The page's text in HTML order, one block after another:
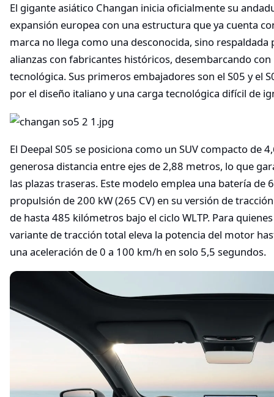
El gigante asiático Changan inicia oficialmente su
expansión europea con una estructura que ya cuenta
marca no llega como una desconocida, sino
alianzas con fabricantes históricos, desembarcando
tecnológica. Sus primeros embajadores son el S05 y el
por el diseño italiano y una carga tecnológica difícil de
El Deepal S05 se posiciona como un SUV compacto de
generosa distancia entre ejes de 2,88 metros, lo que
las plazas traseras. Este modelo emplea una batería de
propulsión de 200 kW (265 CV) en su versión de
de hasta 485 kilómetros bajo el ciclo WLTP. Para
variante de tracción total eleva la potencia del motor
una aceleración de 0 a 100 km/h en solo 5,5 segundos.